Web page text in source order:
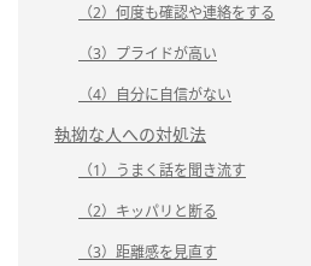
（2）何度も確認や連絡をする
（3）プライドが高い
（4）自分に自信がない
執拗な人への対処法
（1）うまく話を聞き流す
（2）キッパリと断る
（3）距離感を見直す